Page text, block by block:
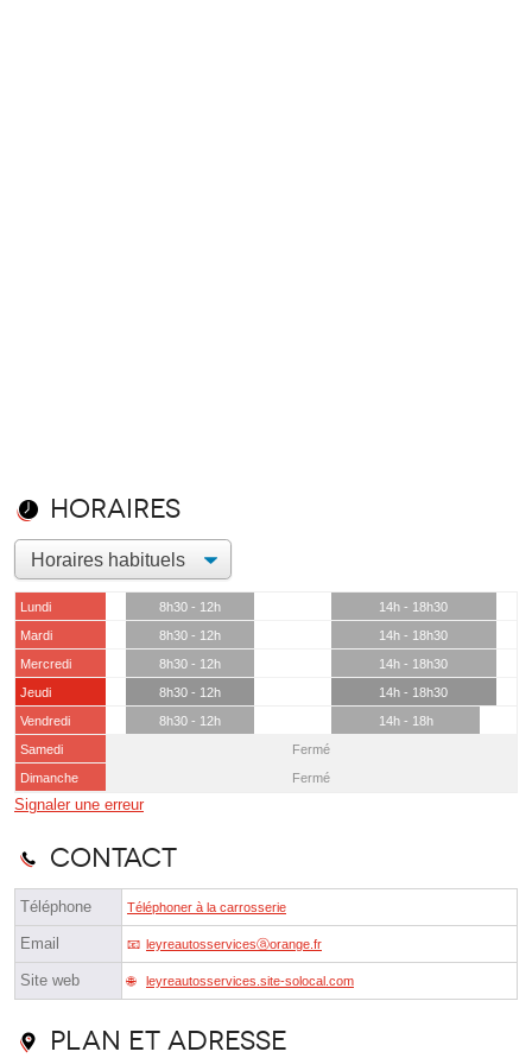
Horaires
Lundi 8h30 - 12h
14h - 18h30
Mardi
8h30 - 12h
14h - 18h30
Mercredi
8h30 - 12h
14h - 18h30
Jeudi
8h30 - 12h
14h - 18h30
Vendredi
8h30 - 12h
14h - 18h
Samedi
Fermé
Dimanche
Fermé
Signaler une erreur
Contact
Téléphone Téléphoner à la carrosserie
Email leyreautosservicesⓐorange.fr
Site web leyreautosservices.site-solocal.com
Plan et adresse